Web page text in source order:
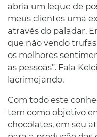
abria um leque de
meus clientes uma
através do paladar.
que não vendo
os melhores
as pessoas”. Fala
lacrimejando.
Com todo este
tem como objetivo
chocolates, em seu